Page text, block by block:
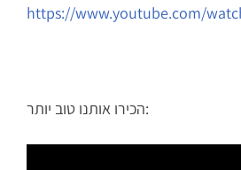
https://www.youtube.com/
הכירו אותנו טוב יותר: